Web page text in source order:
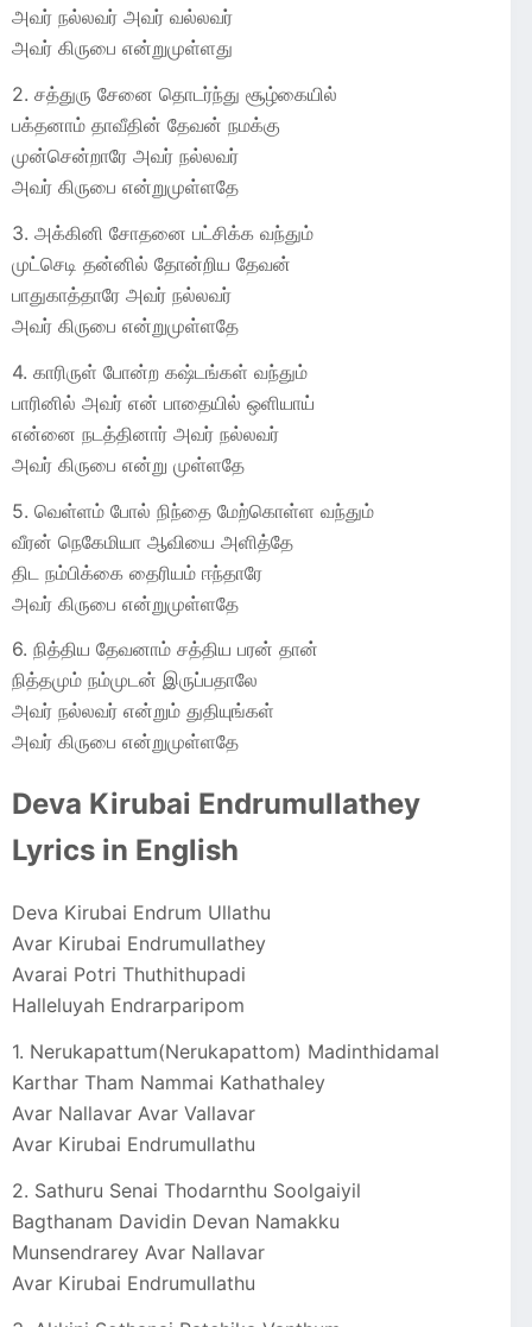
அவர் நல்லவர் அவர் வல்லவர்
அவர் கிருபை என்றுமுள்ளது
2. சத்துரு சேனை தொடர்ந்து சூழ்கையில்
பக்தனாம் தாவீதின் தேவன் நமக்கு
முன்சென்றாரே அவர் நல்லவர்
அவர் கிருபை என்றுமுள்ளதே
3. அக்கினி சோதனை பட்சிக்க வந்தும்
முட்செடி தன்னில் தோன்றிய தேவன்
பாதுகாத்தாரே அவர் நல்லவர்
அவர் கிருபை என்றுமுள்ளதே
4. காரிருள் போன்ற கஷ்டங்கள் வந்தும்
பாரினில் அவர் என் பாதையில் ஒளியாய்
என்னை நடத்தினார் அவர் நல்லவர்
அவர் கிருபை என்று முள்ளதே
5. வெள்ளம் போல் நிந்தை மேற்கொள்ள வந்தும்
வீரன் நெகேமியா ஆவியை அளித்தே
திட நம்பிக்கை தைரியம் ஈந்தாரே
அவர் கிருபை என்றுமுள்ளதே
6. நித்திய தேவனாம் சத்திய பரன் தான்
நித்தமும் நம்முடன் இருப்பதாலே
அவர் நல்லவர் என்றும் துதியுங்கள்
அவர் கிருபை என்றுமுள்ளதே
Deva Kirubai Endrumullathey
Lyrics in English
Deva Kirubai Endrum Ullathu
Avar Kirubai Endrumullathey
Avarai Potri Thuthithupadi
Halleluyah Endrarparipom
1. Nerukapattum(Nerukapattom) Madinthidamal
Karthar Tham Nammai Kathathaley
Avar Nallavar Avar Vallavar
Avar Kirubai Endrumullathu
2. Sathuru Senai Thodarnthu Soolgaiyil
Bagthanam Davidin Devan Namakku
Munsendrarey Avar Nallavar
Avar Kirubai Endrumullathu